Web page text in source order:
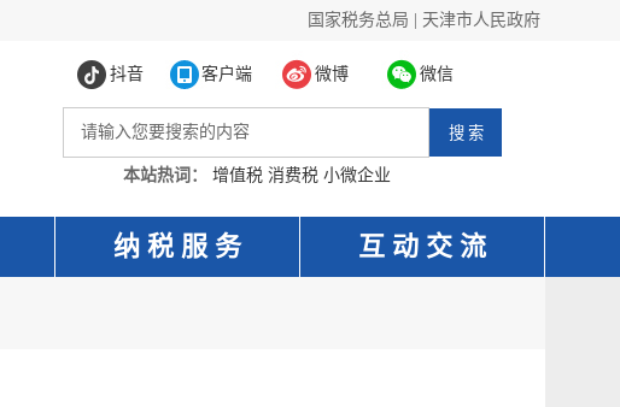
国家税务总局 天津市人民政府
抖音 客户端 微博 微信
本站热词： 增值税 消费税 小微企业
纳 税 服 务 互 动 交 流